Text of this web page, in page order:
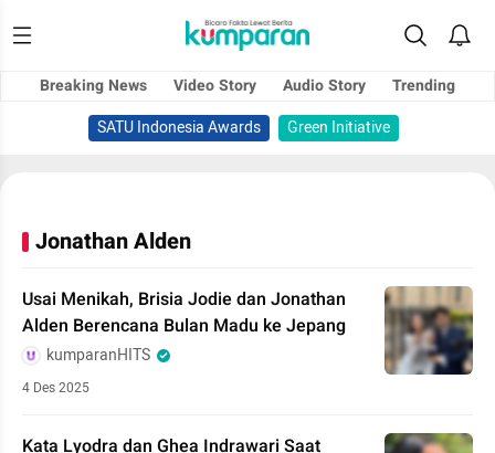
Breaking News Video Story Audio Story
Trending
SATU Indonesia Awards
Green Initiative
Jonathan Alden
Usai Menikah, Brisia Jodie dan Jonathan
Alden Berencana Bulan Madu ke Jepang
kumparanHITS
4 Des 2025
Kata Lyodra dan Ghea Indrawari Saat